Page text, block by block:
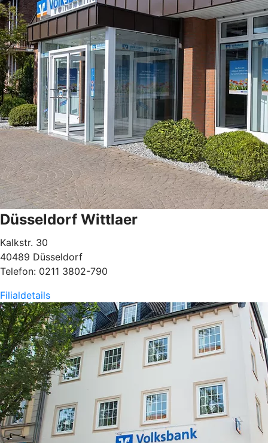
Düsseldorf Wittlaer
Kalkstr. 30
40489 Düsseldorf
Telefon: 0211 3802-790
Filialdetails